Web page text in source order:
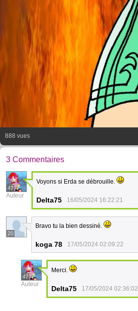
888 vues
3 Commentaires
47
Auteur
Voyons si Erda se débrouille.
Delta75 16/05/2024 16:22:21
20
Bravo tu la bien dessiné.
koga 78 17/05/2024 02:09:22
47
Auteur
Merci.
Delta75 17/05/2024 02:36:02